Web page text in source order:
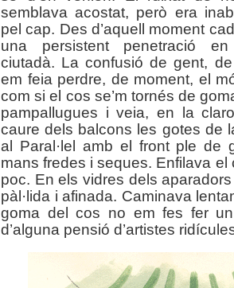
semblava acostat, però era
pel cap. Des d’aquell moment
una persistent penetració en
ciutadà. La confusió de gent,
em feia perdre, de moment, el
com si el cos se’m tornés de
pampallugues i veia, en la
caure dels balcons les gotes de
al Paral·lel amb el front ple de
mans fredes i seques. Enfilava el
poc. En els vidres dels
pàl·lida i afinada. Caminava
goma del cos no em fes fer
d’alguna pensió d’artistes